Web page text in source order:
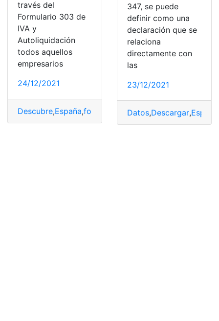
través del
Formulario 303 de
IVA y
Autoliquidación
todos aquellos
empresarios
24/12/2021
Descubre,España,formulario 303,IVA,Rellenar
347, se puede
definir como una
declaración que se
relaciona
directamente con
las
23/12/2021
Datos,Descargar,España